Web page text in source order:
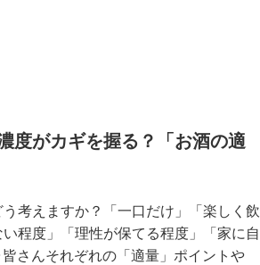
度がカギを握る？「お酒の適
考えますか？「一口だけ」「楽しく飲
程度」「理性が保てる程度」「家に自
さんそれぞれの「適量」ポイントや